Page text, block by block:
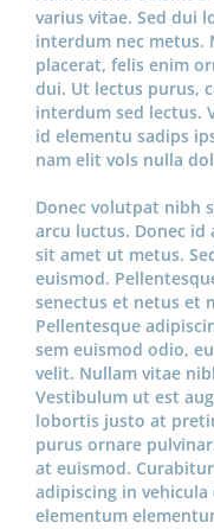
varius vitae. Sed dui
interdum nec metus.
placerat, felis enim
dui. Ut lectus purus,
interdum sed lectus.
id elementu sadips
nam elit vols nulla
Donec volutpat nibh
arcu luctus. Donec id
sit amet ut metus.
euismod.
senectus et netus et
Pellentesque
sem euismod odio,
velit. Nullam vitae
Vestibulum ut est
lobortis justo at
purus ornare
at euismod.
adipiscing in
elementum